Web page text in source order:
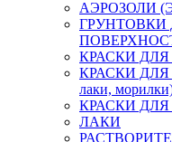
АЭРОЗОЛИ
ГРУНТОВКИ
КРАСКИ ДЛЯ
КРАСКИ ДЛЯ
лаки,
КРАСКИ ДЛЯ
ЛАКИ